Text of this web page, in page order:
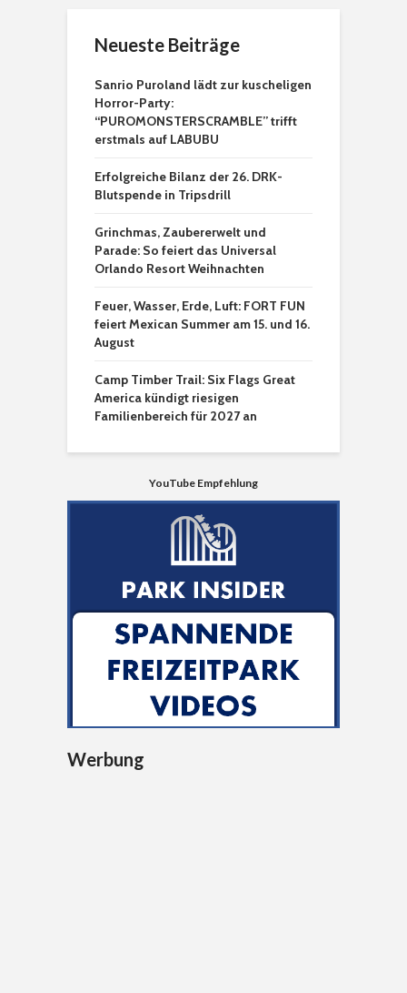
Neueste Beiträge
Sanrio Puroland lädt zur kuscheligen
Horror-Party:
“PUROMONSTERSCRAMBLE” trifft
erstmals auf LABUBU
Erfolgreiche Bilanz der 26. DRK-
Blutspende in Tripsdrill
Grinchmas, Zaubererwelt und
Parade: So feiert das Universal
Orlando Resort Weihnachten
Feuer, Wasser, Erde, Luft: FORT FUN
feiert Mexican Summer am 15. und 16.
August
Camp Timber Trail: Six Flags Great
America kündigt riesigen
Familienbereich für 2027 an
YouTube Empfehlung
Werbung